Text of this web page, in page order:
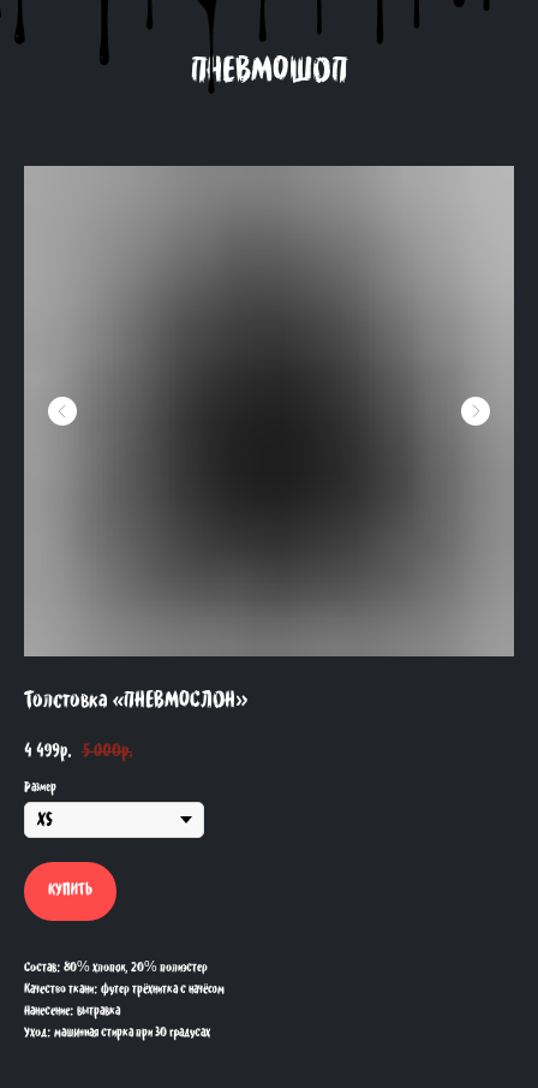
ПНЕВМОШОП
Толстовка «ПНЕВМОСЛОН»
4 499р. 5 000р.
Размер
КУПИТЬ
Состав: 80% хлопок, 20% полиэстер
Качество ткани: футер трёхнитка с начёсом
Нанесение: вытравка
Уход: машинная стирка при 30 градусах